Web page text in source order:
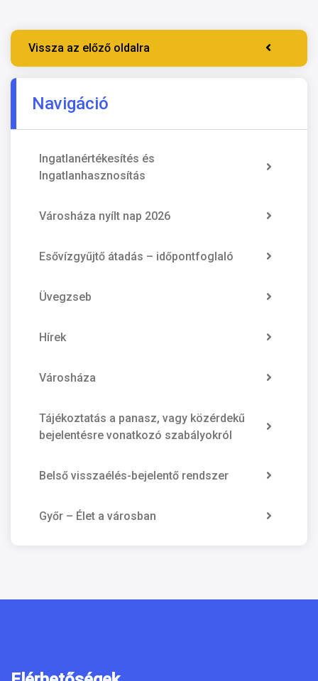
Vissza az előző oldalra
Navigáció
Ingatlanértékesítés és
Ingatlanhasznosítás
Városháza nyílt nap 2026
Esővízgyűjtő átadás – időpontfoglaló
Üvegzseb
Hírek
Városháza
Tájékoztatás a panasz, vagy közérdekű
bejelentésre vonatkozó szabályokról
Belső visszaélés-bejelentő rendszer
Győr – Élet a városban